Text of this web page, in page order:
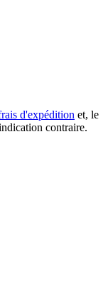
d'expédition et, le
contraire.